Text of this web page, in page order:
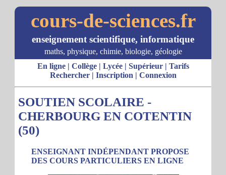
cours-de-sciences.fr
enseignement scientifique, informatique
maths, physique, chimie, biologie, géologie
En ligne| Collège| Lycée| Supérieur| Tarifs
Rechercher| Inscription | Connexion
SOUTIEN SCOLAIRE -
CHERBOURG EN COTENTIN
(50)
ENSEIGNANT INDÉPENDANT PROPOSE
DES COURS PARTICULIERS EN LIGNE